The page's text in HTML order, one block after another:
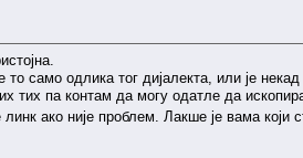
само одлика тог дијалекта, или је
тих па контам да могу одатле да
ако није проблем. Лакше је вама који